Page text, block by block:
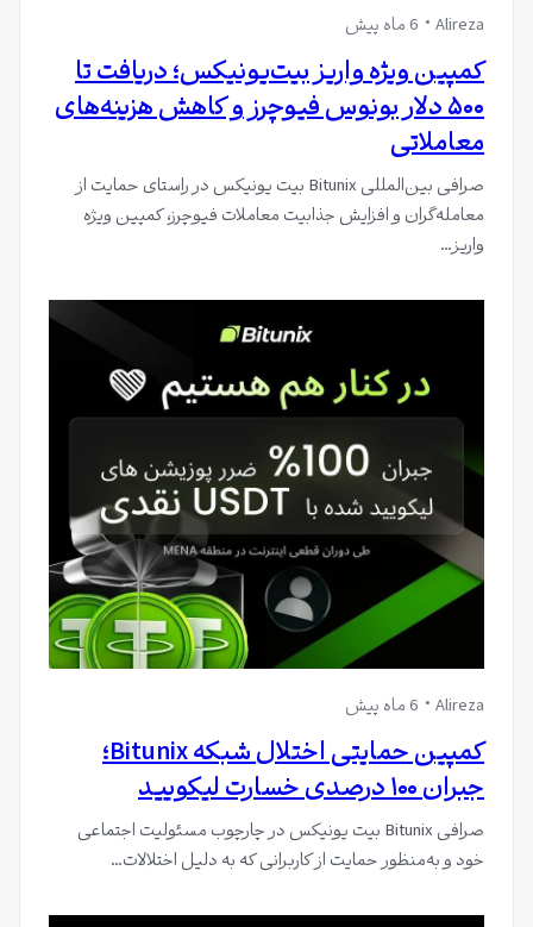
Alireza 6 ماه پیش
کمپین ویژه واریز بیت‌یونیکس؛ دریافت تا
۵۰۰ دلار بونوس فیوچرز و کاهش هزینه‌های
معاملاتی
صرافی بین‌المللی Bitunix بیت یونیکس در راستای حمایت از
معامله‌گران و افزایش جذابیت معاملات فیوچرز، کمپین ویژه
واریز…
Alireza 6 ماه پیش
کمپین حمایتی اختلال شبکه Bitunix؛
جبران ۱۰۰ درصدی خسارت لیکویید
صرافی Bitunix بیت یونیکس در چارچوب مسئولیت اجتماعی
خود و به‌منظور حمایت از کاربرانی که به دلیل اختلالات…